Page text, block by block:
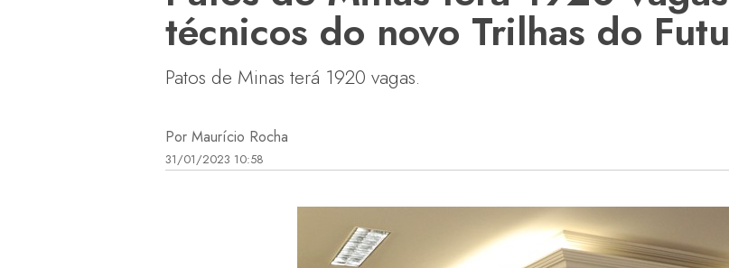
técnicos do novo Trilhas do
Patos de Minas terá 1920 vagas.
Por Maurício Rocha
31/01/2023 10:58